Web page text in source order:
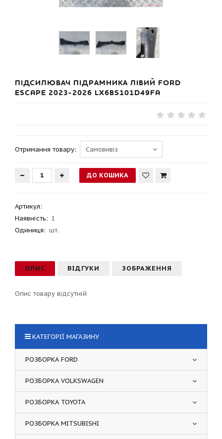
ПІДСИЛЮВАЧ ПІДРАМНИКА ЛІВИЙ FORD
ESCAPE 2023-2026 LX6BS101D49FA
Отримання товару:
Артикул:
Наявність: 1
Одиниця: шт.
ОПИС ВІДГУКИ ЗОБРАЖЕННЯ
Опис товару відсутній
КАТЕГОРІЇ МАГАЗИНУ
РОЗБОРКА FORD
РОЗБОРКА VOLKSWAGEN
РОЗБОРКА TOYOTA
РОЗБОРКА MITSUBISHI